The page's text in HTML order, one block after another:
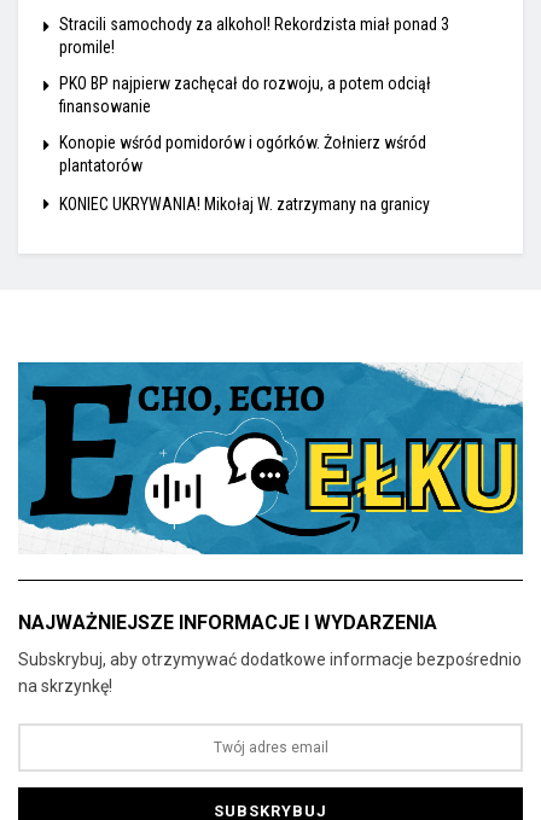
Stracili samochody za alkohol! Rekordzista miał ponad 3
promile!
PKO BP najpierw zachęcał do rozwoju, a potem odciął
finansowanie
Konopie wśród pomidorów i ogórków. Żołnierz wśród
plantatorów
KONIEC UKRYWANIA! Mikołaj W. zatrzymany na granicy
NAJWAŻNIEJSZE INFORMACJE I WYDARZENIA
Subskrybuj, aby otrzymywać dodatkowe informacje bezpośrednio
na skrzynkę!